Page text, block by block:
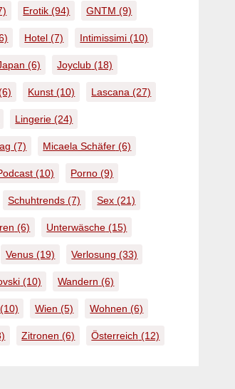
Erotik (94) GNTM (9)
Hotel (7) Intimissimi (10)
(6) Joyclub (18)
Kunst (10) Lascana (27)
Lingerie (24)
(7) Micaela Schäfer (6)
(10) Porno (9)
Schuhtrends (7) Sex (21)
(6) Unterwäsche (15)
Venus (19) Verlosung (33)
(10) Wandern (6)
(10) Wien (5) Wohnen (6)
Zitronen (6) Österreich (12)